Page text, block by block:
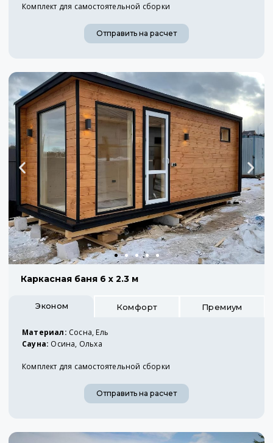
Комплект для самостоятельной сборки
Отправить на расчет
Каркасная баня 6 х 2.3 м
Эконом Комфорт Премиум
Материал: Сосна, Ель
Сауна: Осина, Ольха
Комплект для самостоятельной сборки
Отправить на расчет